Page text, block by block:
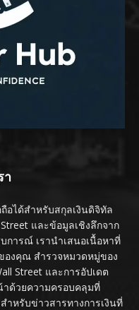
า
อได้สำหรับสกุลเงินดิจิทัล
และข้อมูลเชิงลึกจาก
การณ์ เรานำเสนอเนื้อหาที่
องคุณ สำรวจหมวดหมู่ของ
Street และการอัปเดต
ด้วยความครอบคลุมที่
ำหรับข่าวสารทางการเงินที่